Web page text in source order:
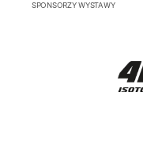
SPONSORZY WYSTAWY